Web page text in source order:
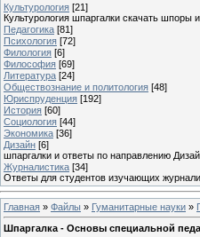
Культурология [21]
Культурология шпаргалки скачать шпоры
Педагогика [81]
Психология [72]
Филология [6]
Философия [69]
Литература [24]
Обществознание и политология [48]
Юриспруденция [192]
История [60]
Социология [44]
Экономика [36]
Дизайн [6]
шпаргалки и ответы по направлению
Журналистика [34]
Ответы для студентов изучающих
Главная » Файлы » Гуманитарные науки »
Шпаргалка - Основы специальной